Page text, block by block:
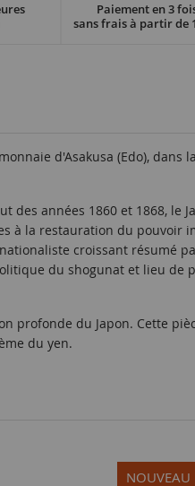
Paiement en 3
sans frais à partir de
d'Asakusa (Edo), dans
années 1860 et 1868, le
à la restauration du pouvoir
croissant résumé
du shogunat et lieu de
profonde du Japon. Cette
du yen.
NOUVEAU